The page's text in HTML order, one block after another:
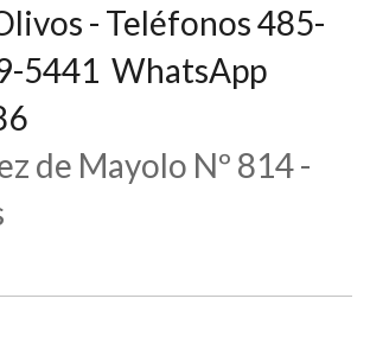
- Teléfonos 485-
5441 WhatsApp
de Mayolo Nº 814 -